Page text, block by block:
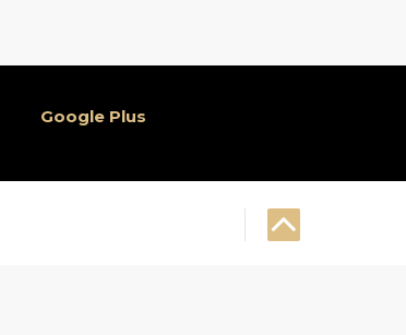
Google Plus